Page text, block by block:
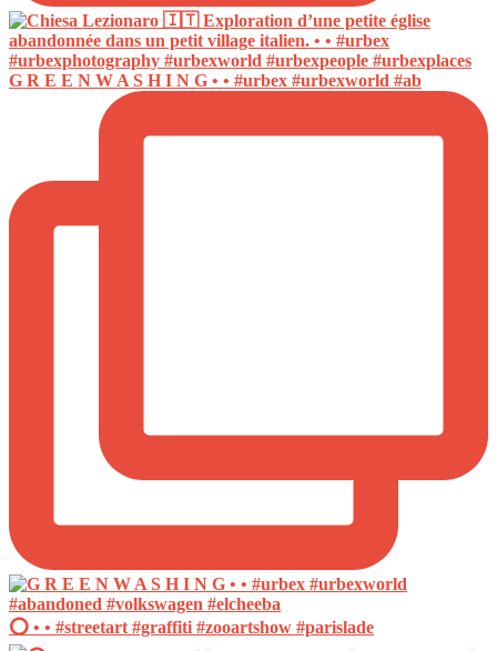
G R E E N W A S H I N G • • #urbex #urbexworld #ab
⭕️ • • #streetart #graffiti #zooartshow #parislade